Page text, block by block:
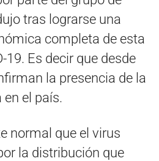
tras lograrse una
completa de esta
19. Es decir que desde
la presencia de la
el país.
normal que el virus
la distribución que